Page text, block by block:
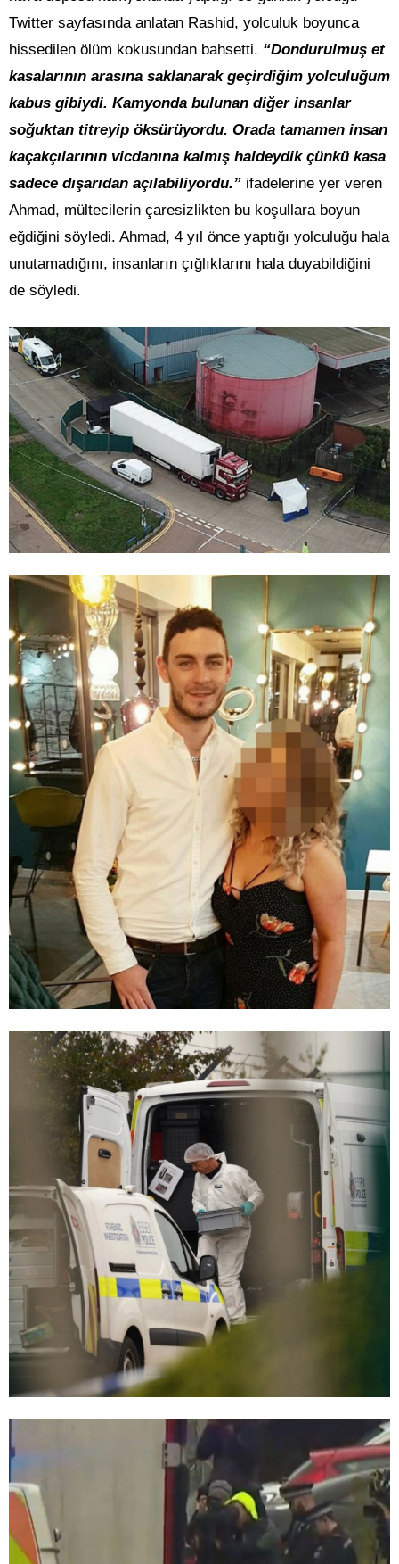
Twitter sayfasında anlatan Rashid, yolculuk boyunca
hissedilen ölüm kokusundan bahsetti. “Dondurulmuş et
kasalarının arasına saklanarak geçirdiğim yolculuğum
kabus gibiydi. Kamyonda bulunan diğer insanlar
soğuktan titreyip öksürüyordu. Orada tamamen insan
kaçakçılarının vicdanına kalmış haldeydik çünkü kasa
sadece dışarıdan açılabiliyordu.” ifadelerine yer veren
Ahmad, mültecilerin çaresizlikten bu koşullara boyun
eğdiğini söyledi. Ahmad, 4 yıl önce yaptığı yolculuğu hala
unutamadığını, insanların çığlıklarını hala duyabildiğini
de söyledi.